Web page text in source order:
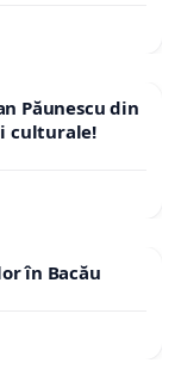
Păunescu din
culturale!
în Bacău